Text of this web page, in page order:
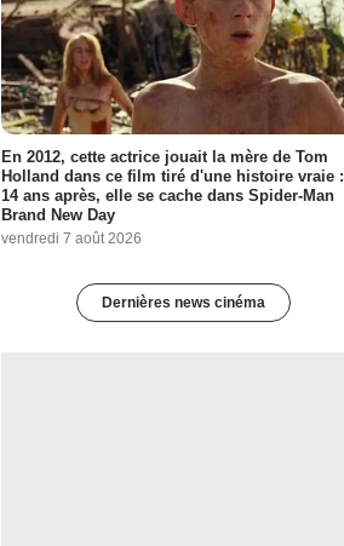
En 2012, cette actrice jouait la mère de Tom
Holland dans ce film tiré d'une histoire vraie :
14 ans après, elle se cache dans Spider-Man
Brand New Day
vendredi 7 août 2026
Dernières news cinéma